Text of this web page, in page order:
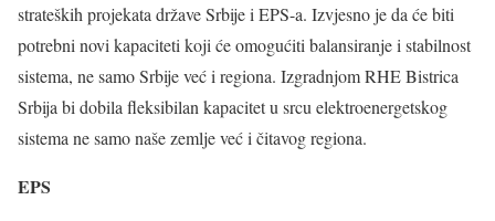
strateških projekata države Srbije i EPS-a. Izvjesno je da će biti
potrebni novi kapaciteti koji će omogućiti balansiranje i stabilnost
sistema, ne samo Srbije već i regiona. Izgradnjom RHE Bistrica
Srbija bi dobila fleksibilan kapacitet u srcu elektroenergetskog
sistema ne samo naše zemlje već i čitavog regiona.
EPS